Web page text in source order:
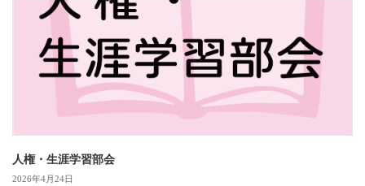
人権・生涯学習部会
2026年4月24日